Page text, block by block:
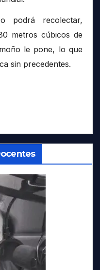
podrá recolectar,
metros cúbicos de
le pone, lo que
sin precedentes.